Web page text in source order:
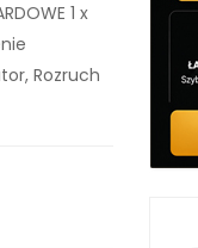
1 x
Rozruch